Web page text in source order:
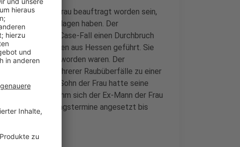
Ehemann der Frau beauftragt worden sein,
erschlagen haben. Der
in dem Cold Case-Fall einen Durchbruch
Tatverdächtigen aus Hessen geführt. Sie
gefunden worden waren. Der
wegen mehrerer Raubüberfälle zu einer
14-jährige Sohn der Frau hatte seine
nach der Tat nahm sich der Ex-Mann der Frau
Fortsetzungstermine angesetzt bis